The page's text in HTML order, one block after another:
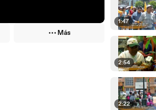
Más
1:47
2:54
2:22